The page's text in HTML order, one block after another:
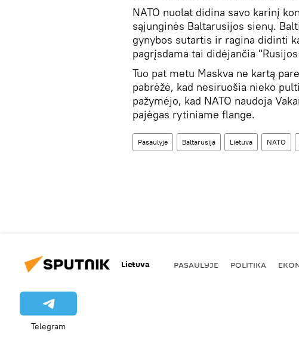
NATO nuolat didina savo karinį
sąjunginės Baltarusijos sienų.
gynybos sutartis ir ragina didinti
pagrįsdama tai didėjančia
Tuo pat metu Maskva ne kartą
pabrėžė, kad nesiruošia nieko
pažymėjo, kad NATO naudoja
pajėgas rytiniame flange.
Pasaulyje Baltarusija Lietuva NATO
Lietuva PASAULYJE POLITIKA
Telegram